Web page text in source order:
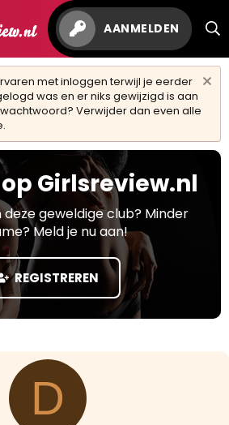
AANMELDEN
met inloggen terwijl je eerder
was en er niks gewijzigd is aan
Verwijder dan even alle
Girlsreview.nl
deze geweldige club? Minder
Meld je nu aan!
REGISTREREN
D